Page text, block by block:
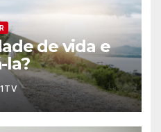
de vida e
la?